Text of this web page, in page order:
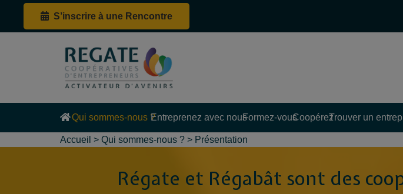
S’inscrire à une Rencontre
Qui sommes-nous ?Entreprenez avec nousFormez-vousCoopérezTrouver un
Accueil > Qui sommes-nous ? > Présentation
Régate et Régabât sont des